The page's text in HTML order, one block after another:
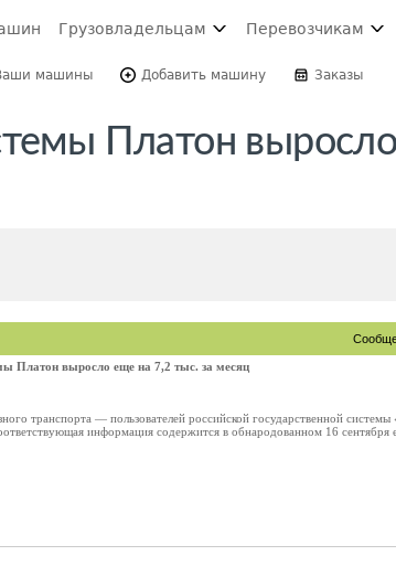
Грузовладельцам Перевозчикам
машины Добавить машину Заказы
Платон
Платон выросло еще на 7,2 тыс. за месяц
транспорта — пользователей российской государственной
информация содержится в обнародованном 16